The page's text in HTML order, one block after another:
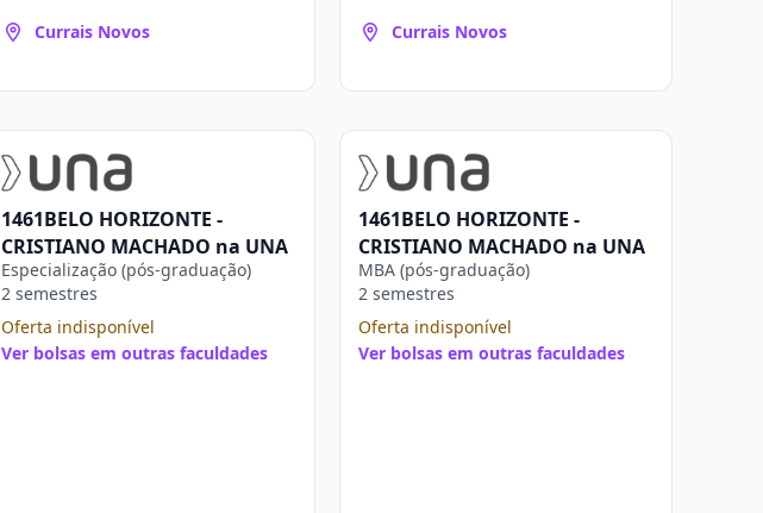
Currais Novos Currais Novos
1461BELO HORIZONTE -
CRISTIANO MACHADO na UNA
Especialização (pós-graduação)
2 semestres
Oferta indisponível
Ver bolsas em outras faculdades
1461BELO HORIZONTE -
CRISTIANO MACHADO na UNA
MBA (pós-graduação)
2 semestres
Oferta indisponível
Ver bolsas em outras faculdades